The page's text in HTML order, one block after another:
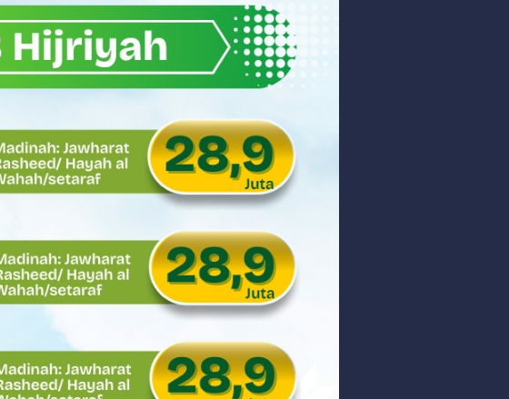
Pemimpin Bangsa
Penegakan Hukum
Kejati Sumbar
Esa
Pariaman
Pembangunan Nasional
Tim Penyidik Kejaksaan Tinggi Sumbar
Tata Kelola